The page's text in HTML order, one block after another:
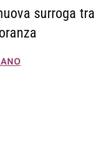
surroga tra